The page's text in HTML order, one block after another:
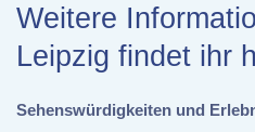
Weitere
Leipzig findet ihr
Sehenswürdigkeiten und